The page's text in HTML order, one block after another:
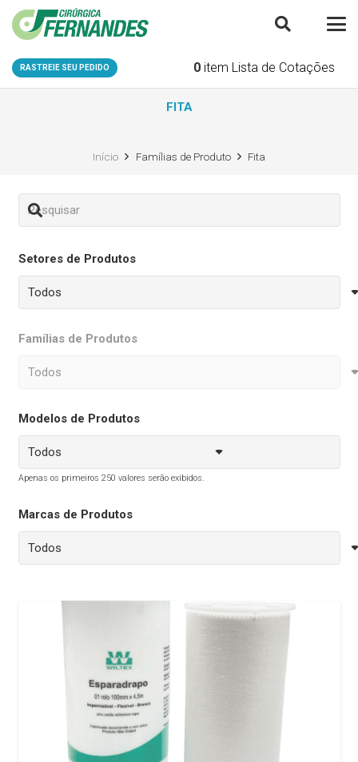
RASTREIE SEU PEDIDO 0 item Lista de Cotações
FITA
Início Famílias de Produto Fita
Setores de Produtos
Famílias de Produtos
Modelos de Produtos
Apenas os primeiros 250 valores serão exibidos.
Marcas de Produtos